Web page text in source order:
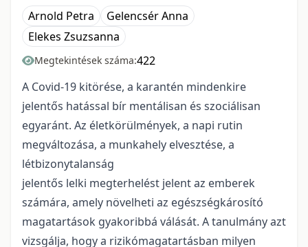
Arnold Petra
Gelencsér Anna
Elekes Zsuzsanna
Megtekintések száma:422
A Covid-19 kitörése, a karantén mindenkire
jelentős hatással bír mentálisan és szociálisan
egyaránt. Az életkörülmények, a napi rutin
megváltozása, a munkahely elvesztése, a
létbizonytalanság
jelentős lelki megterhelést jelent az emberek
számára, amely növelheti az egészségkárosító
magatartások gyakoribbá válását. A tanulmány azt
vizsgálja, hogy a rizikómagatartásban milyen